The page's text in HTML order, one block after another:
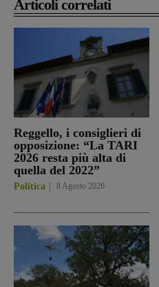
Articoli correlati
Reggello, i consiglieri di
opposizione: “La TARI
2026 resta più alta di
quella del 2022”
Politica 8 Agosto 2026